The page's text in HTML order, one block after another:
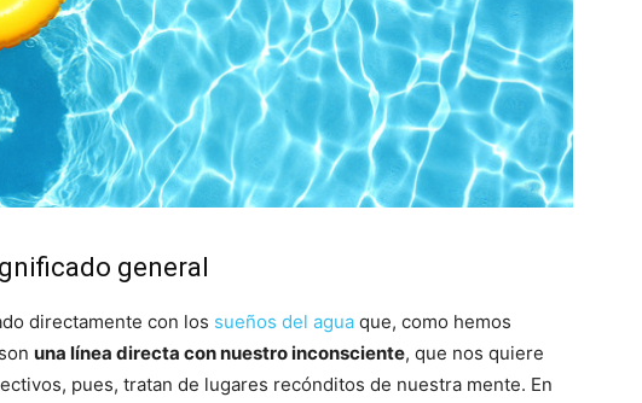
general
directamente con los sueños del agua que, como hemos
una línea directa con nuestro inconsciente, que nos quiere
pues, tratan de lugares recónditos de nuestra mente. En